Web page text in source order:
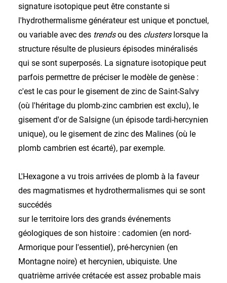
signature isotopique peut être constante si
l'hydrothermalisme générateur est unique et ponctuel,
ou variable avec des trendsou des clusterslorsque la
structure résulte de plusieurs épisodes minéralisés
qui se sont superposés. La signature isotopique peut
parfois permettre de préciser le modèle de genèse :
c'est le cas pour le gisement de zinc de Saint-Salvy
(où l'héritage du plomb-zinc cambrien est exclu), le
gisement d'or de Salsigne (un épisode tardi-hercynien
unique), ou le gisement de zinc des Malines (où le
plomb cambrien est écarté), par exemple.
L'Hexagone a vu trois arrivées de plomb à la faveur
des magmatismes et hydrothermalismes qui se sont
succédés
sur le territoire lors des grands événements
géologiques de son histoire : cadomien (en nord-
Armorique pour l'essentiel), pré-hercynien (en
Montagne noire) et hercynien, ubiquiste. Une
quatrième arrivée crétacée est assez probable mais